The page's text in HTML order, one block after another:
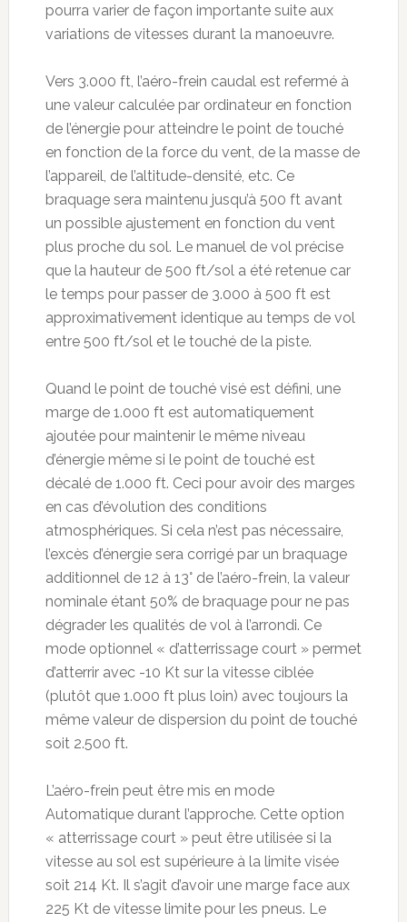
pourra varier de façon importante suite aux
variations de vitesses durant la manoeuvre.
Vers 3.000 ft, l’aéro-frein caudal est refermé à
une valeur calculée par ordinateur en fonction
de l’énergie pour atteindre le point de touché
en fonction de la force du vent, de la masse de
l’appareil, de l’altitude-densité, etc. Ce
braquage sera maintenu jusqu’à 500 ft avant
un possible ajustement en fonction du vent
plus proche du sol. Le manuel de vol précise
que la hauteur de 500 ft/sol a été retenue car
le temps pour passer de 3.000 à 500 ft est
approximativement identique au temps de vol
entre 500 ft/sol et le touché de la piste.
Quand le point de touché visé est défini, une
marge de 1.000 ft est automatiquement
ajoutée pour maintenir le même niveau
d’énergie même si le point de touché est
décalé de 1.000 ft. Ceci pour avoir des marges
en cas d’évolution des conditions
atmosphériques. Si cela n’est pas nécessaire,
l’excès d’énergie sera corrigé par un braquage
additionnel de 12 à 13° de l’aéro-frein, la valeur
nominale étant 50% de braquage pour ne pas
dégrader les qualités de vol à l’arrondi. Ce
mode optionnel « d’atterrissage court » permet
d’atterrir avec -10 Kt sur la vitesse ciblée
(plutôt que 1.000 ft plus loin) avec toujours la
même valeur de dispersion du point de touché
soit 2.500 ft.
L’aéro-frein peut être mis en mode
Automatique durant l’approche. Cette option
« atterrissage court » peut être utilisée si la
vitesse au sol est supérieure à la limite visée
soit 214 Kt. Il s’agit d’avoir une marge face aux
225 Kt de vitesse limite pour les pneus. Le